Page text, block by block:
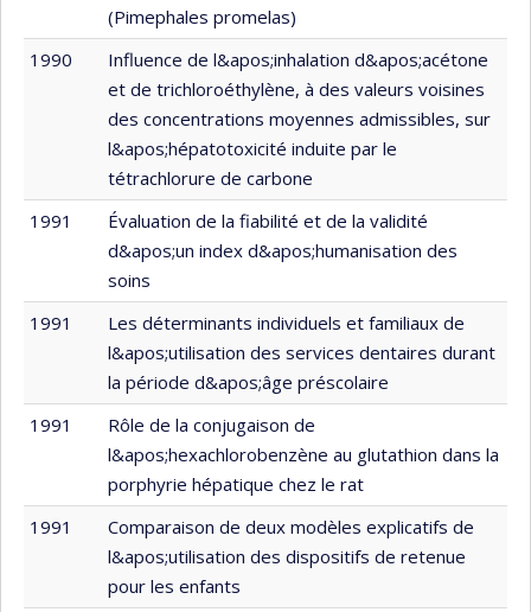
(Pimephales promelas)
1990
Influence de l&apos;inhalation d&apos;acétone
et de trichloroéthylène, à des valeurs voisines
des concentrations moyennes admissibles, sur
l&apos;hépatotoxicité induite par le
tétrachlorure de carbone
1991
Évaluation de la fiabilité et de la validité
d&apos;un index d&apos;humanisation des
soins
1991
Les déterminants individuels et familiaux de
l&apos;utilisation des services dentaires durant
la période d&apos;âge préscolaire
1991
Rôle de la conjugaison de
l&apos;hexachlorobenzène au glutathion dans la
porphyrie hépatique chez le rat
1991
Comparaison de deux modèles explicatifs de
l&apos;utilisation des dispositifs de retenue
pour les enfants